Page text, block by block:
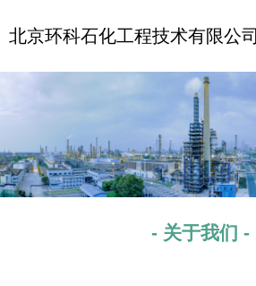
北京环科石化工程技术有限公司
- 关于我们 -